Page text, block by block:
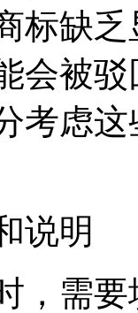
标缺
会被
考虑
说明
，需